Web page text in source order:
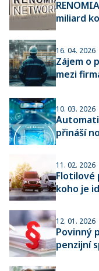
miliard
16. 04. 2026
Zájem o
mezi
10. 03. 2026
přináší
11. 02. 2026
Flotilové
koho je
12. 01. 2026
Povinný
penzijní